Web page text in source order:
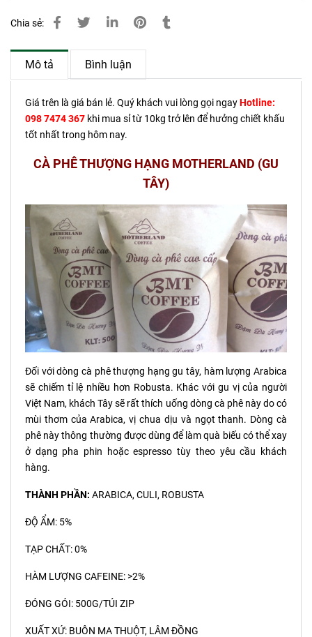
Chia sẻ:
Mô tả Bình luận
Giá trên là giá bán lẻ. Quý khách vui lòng gọi ngayHotline:
098 7474 367 khi mua sỉ từ 10kg trở lên để hưởng chiết khấu
tốt nhất trong hôm nay.
CÀ PHÊ THƯỢNG HẠNG MOTHERLAND (GU
TÂY)
Đối với dòng cà phê thượng hạng gu tây, hàm lượng Arabica
sẽ chiếm tỉ lệ nhiều hơn Robusta. Khác với gu vị của người
Việt Nam, khách Tây sẽ rất thích uống dòng cà phê này do có
mùi thơm của Arabica, vị chua dịu và ngọt thanh. Dòng cà
phê này thông thường được dùng để làm quà biếu có thể xay
ở dạng pha phin hoặc espresso tùy theo yêu cầu khách
hàng.
THÀNH PHẦN: ARABICA, CULI, ROBUSTA
ĐỘ ẨM: 5%
TẠP CHẤT: 0%
HÀM LƯỢNG CAFEINE: >2%
ĐÓNG GÓI: 500G/TÚI ZIP
XUẤT XỨ: BUÔN MA THUỘT, LÂM ĐỒNG